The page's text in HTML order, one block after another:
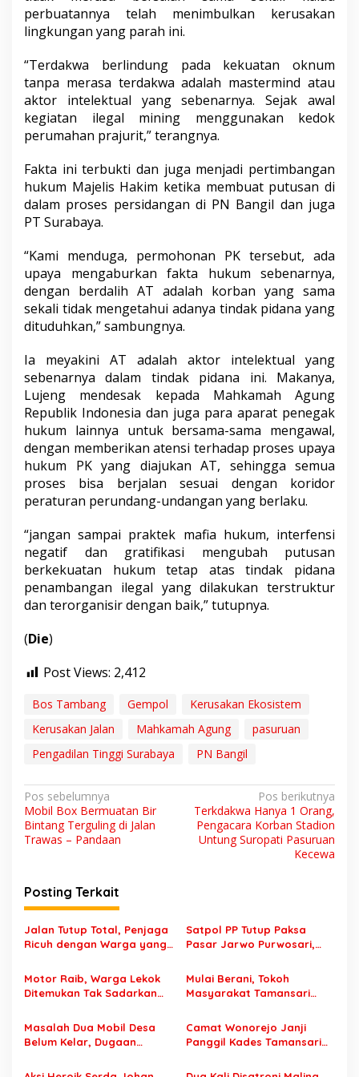
perbuatannya telah menimbulkan kerusakan
lingkungan yang parah ini.
“Terdakwa berlindung pada kekuatan oknum
tanpa merasa terdakwa adalah mastermind atau
aktor intelektual yang sebenarnya. Sejak awal
kegiatan ilegal mining menggunakan kedok
perumahan prajurit,” terangnya.
Fakta ini terbukti dan juga menjadi pertimbangan
hukum Majelis Hakim ketika membuat putusan di
dalam proses persidangan di PN Bangil dan juga
PT Surabaya.
“Kami menduga, permohonan PK tersebut, ada
upaya mengaburkan fakta hukum sebenarnya,
dengan berdalih AT adalah korban yang sama
sekali tidak mengetahui adanya tindak pidana yang
dituduhkan,” sambungnya.
Ia meyakini AT adalah aktor intelektual yang
sebenarnya dalam tindak pidana ini. Makanya,
Lujeng mendesak kepada Mahkamah Agung
Republik Indonesia dan juga para aparat penegak
hukum lainnya untuk bersama-sama mengawal,
dengan memberikan atensi terhadap proses upaya
hukum PK yang diajukan AT, sehingga semua
proses bisa berjalan sesuai dengan koridor
peraturan perundang-undangan yang berlaku.
“jangan sampai praktek mafia hukum, interfensi
negatif dan gratifikasi mengubah putusan
berkekuatan hukum tetap atas tindak pidana
penambangan ilegal yang dilakukan terstruktur
dan terorganisir dengan baik,” tutupnya.
(Die)
Post Views: 2,412
Bos Tambang Gempol
Kerusakan Ekosistem
Kerusakan Jalan
Mahkamah Agung
pasuruan
Pengadilan Tinggi Surabaya
PN Bangil
N
a
v
g
a
s
p
o
s
Pos sebelumnya
Mobil Box Bermuatan Bir
Bintang Terguling di Jalan
Trawas – Pandaan
Pos berikutnya
Terkdakwa Hanya 1 Orang,
Pengacara Korban Stadion
Untung Suropati Pasuruan
Kecewa
Posting Terkait
Jalan Tutup Total, Penjaga
Ricuh dengan Warga yang
Sound System di Tutur
Pasuruan
Satpol PP Tutup Paksa
Pasar Jarwo Purwosari,
Tak Bisa Jualan
Motor Raib, Warga Lekok
Ditemukan Tak Sadarkan
Wonorejo
Mulai Berani, Tokoh
Masyarakat Tamansari
Tangan Pertanyakan
Masalah di Kampungnya
Masalah Dua Mobil Desa
Belum Kelar, Dugaan
Pemerintah Desa
Camat Wonorejo Janji
Panggil Kades Tamansari
Ambulance dan Mobil Siaga